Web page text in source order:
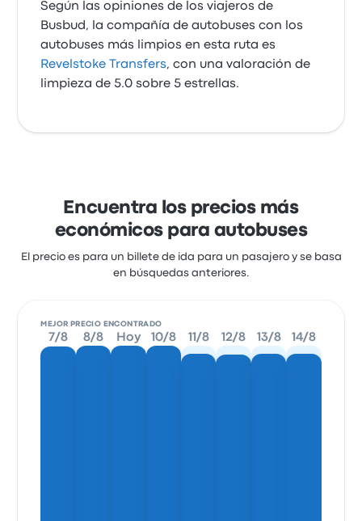
Según las opiniones de los viajeros de
Busbud, la compañía de autobuses con los
autobuses más limpios en esta ruta es
Revelstoke Transfers, con una valoración de
limpieza de 5.0 sobre 5 estrellas.
Encuentra los precios más
económicos para autobuses
El precio es para un billete de ida para un pasajero y se basa
en búsquedas anteriores.
MEJOR PRECIO ENCONTRADO
7/8 8/8 Hoy 10/8 11/8 12/8 13/8 14/8